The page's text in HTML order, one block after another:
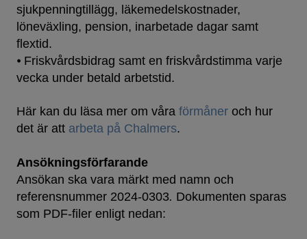
sjukpenningtillägg, läkemedelskostnader,
löneväxling, pension, inarbetade dagar samt
flextid.
⦁ Friskvårdsbidrag samt en friskvårdstimma varje
vecka under betald arbetstid.
Här kan du läsa mer om våra förmåner och hur
det är att arbeta på Chalmers.
Ansökningsförfarande
Ansökan ska vara märkt med namn och
referensnummer 2024-0303. Dokumenten sparas
som PDF-filer enligt nedan: